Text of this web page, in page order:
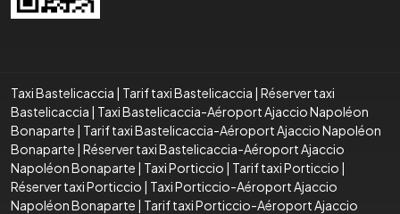
Taxi Bastelicaccia | Tarif taxi Bastelicaccia | Réserver taxi
Bastelicaccia | Taxi Bastelicaccia-Aéroport Ajaccio Napoléon
Bonaparte | Tarif taxi Bastelicaccia-Aéroport Ajaccio Napoléon
Bonaparte | Réserver taxi Bastelicaccia-Aéroport Ajaccio
Napoléon Bonaparte | Taxi Porticcio | Tarif taxi Porticcio |
Réserver taxi Porticcio | Taxi Porticcio-Aéroport Ajaccio
Napoléon Bonaparte | Tarif taxi Porticcio-Aéroport Ajaccio